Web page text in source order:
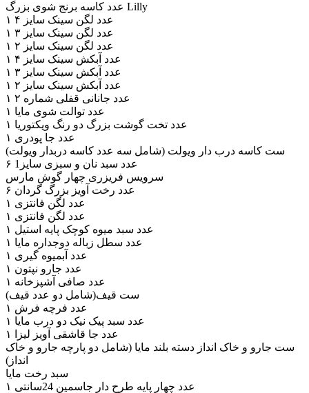
عدد کاسه برنج شوی بزرگ Lilly
۱ عدد لگن سینک سایز ۴
۱ عدد لگن سینک سایز ۳
۱ عدد لگن سینک سایز ۲
۱ عدد آبکش سینک سایز ۴
۱ عدد آبکش سینک سایز ۳
۱ عدد آبکش سینک سایز ۲
۱ عدد جانانی قفلی شماره ۲
۱ عدد توالت شوی مایا
۱ عدد تخت گوشت بزرگ دو رنگ ویکتوریا
۱ عدد جا پودری
ست کاسه درب دار ویولت (شامل سه عدد کاسه دربدار ویولت)
۶ عدد سبد نان و سبزی سایز1
سرویس فریزری چهار گوش مارس
۶ عدد رخت آویز بزرگ گردان
۱ عدد لگن فانتزی
۱ عدد لگن فانتزی
۱ عدد سبد میوه کوچک پایه استیل
۱ عدد سطل زباله دوجداره مایا
۱ عدد آبمیوه گیری
۱ عدد جارو نپتون
۱ عدد صافی آشپزخانه
ست قیف(شامل دو عدد قیف)
۱ عدد فرچه فرش
۱ عدد سبد پیک نیک دو درب مایا
۱ عدد جا قاشقی آویز لیزا
ست جارو و خاک انداز دسته بلند مایا (شامل دو پارچه جارو و خاک
انداز)
سبد رخت مایا
۱ عدد چهار پایه طرح دار جاسمین 24سانتی